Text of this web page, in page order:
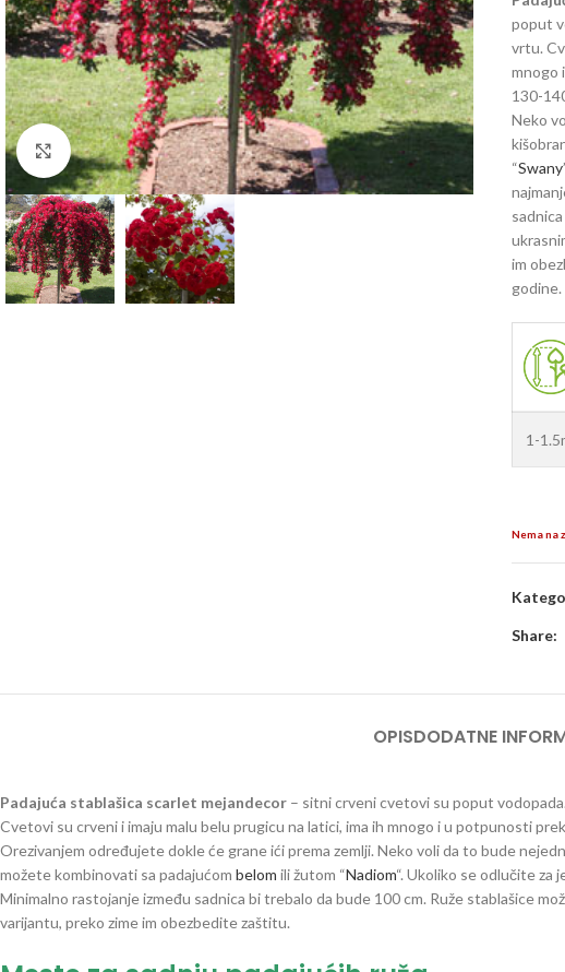
Klknite da uvećate
poput
vrtu.
mnogo
130-
Neko
“Swany
im
godine.
1-
Nema na
Share:
OPISDODATNE
Padajuća stablašica scarlet mejandecor – sitni crveni cvetovi su poput
Cvetovi su crveni i imaju malu belu prugicu na latici, ima ih mnogo i u potpunosti
Orezivanjem određujete dokle će grane ići prema zemlji. Neko voli da to bude
možete kombinovati sa padajućom belom ili žutom “Nadiom“. Ukoliko se odlučite za
Minimalno rastojanje između sadnica bi trebalo da bude 100 cm. Ruže stablašice
varijantu, preko zime im obezbedite zaštitu.